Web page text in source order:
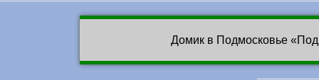
Домик в Подмосковье